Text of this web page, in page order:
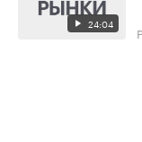
24:04